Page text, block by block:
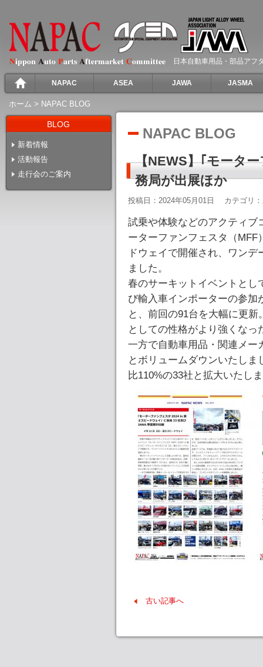
日本自動車用品・部品アフ
NAPAC ASEA JAWA JASMA
ホーム > NAPAC BLOG
BLOG
新着情報
活動報告
走行会のご案内
NAPAC BLOG
【NEWS】｢モータ
務局が出展ほか
投稿日：2024年05月01日 カテゴリ：
試乗や体験などのアクティブ
ーターファンフェスタ（MFF
ドウェイで開催され、ワン
ました。
春のサーキットイベントとし
び輸入車インポーターの参加
と、前回の91台を大幅に更
としての性格がより強くなっ
一方で自動車用品・関連メー
とボリュームダウンいたし
比110%の33社と拡大いたし
古い記事へ